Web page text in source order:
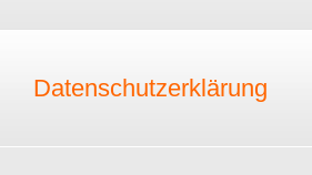
Datenschutzerklärung